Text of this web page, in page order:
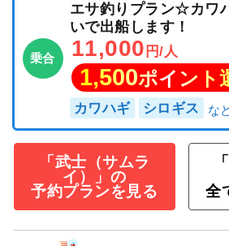
乗合
エサ釣りプラン☆カワ
いで出船します！
11,000 円/人
1,500ポイント
カワハギ シロギス
「武士（サムラ
イ）」の
予約プランを見る
全